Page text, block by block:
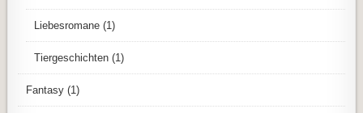
Liebesromane (1)
Tiergeschichten (1)
Fantasy (1)